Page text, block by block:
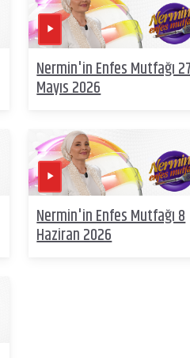
Nermin'in Enfes Mutfağı
Mayıs 2026
Nermin'in Enfes Mutfağı 8
Haziran 2026